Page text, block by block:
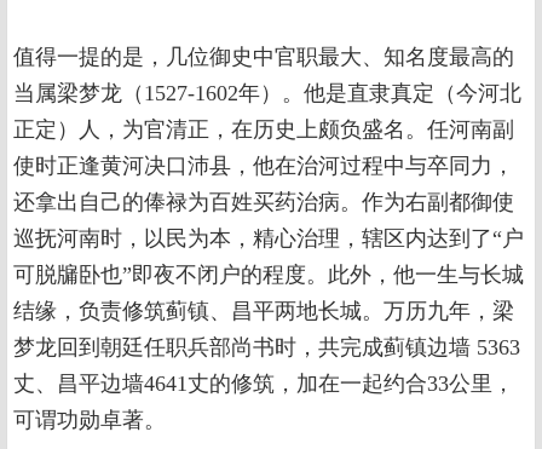
值得一提的是，几位御史中官职最大、知名度最高的
当属梁梦龙（1527-1602年）。他是直隶真定（今河北
正定）人，为官清正，在历史上颇负盛名。任河南副
使时正逢黄河决口沛县，他在治河过程中与卒同力，
还拿出自己的俸禄为百姓买药治病。作为右副都御使
巡抚河南时，以民为本，精心治理，辖区内达到了“户
可脱牖卧也”即夜不闭户的程度。此外，他一生与长城
结缘，负责修筑蓟镇、昌平两地长城。万历九年，梁
梦龙回到朝廷任职兵部尚书时，共完成蓟镇边墙 5363
丈、昌平边墙4641丈的修筑，加在一起约合33公里，
可谓功勋卓著。